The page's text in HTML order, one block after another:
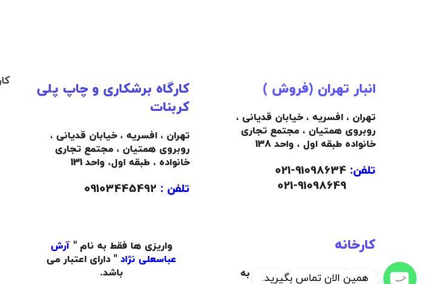
انبار تهران (فروش )
تهران ، افسریه ، خیابان قدیانی ،
روبروی همتیان ، مجتمع تجاری
خانواده طبقه اول ، واحد 138
تلفن:
کارخانه
تبریز ، کیلومتر 22 جاده تبریز به
کارگاه برشکاری و چاپ پلی
کربنات
تهران ، افسریه ، خیابان قدیانی ،
روبروی همتیان ، مجتمع تجاری
خانواده ،طبقه اول، واحد 131
تلفن :
واریزی ها فقط به نام " آرش
عباسعلی نژاد " دارای اعتبار می
باشد.
همین الان تماس بگیرید.